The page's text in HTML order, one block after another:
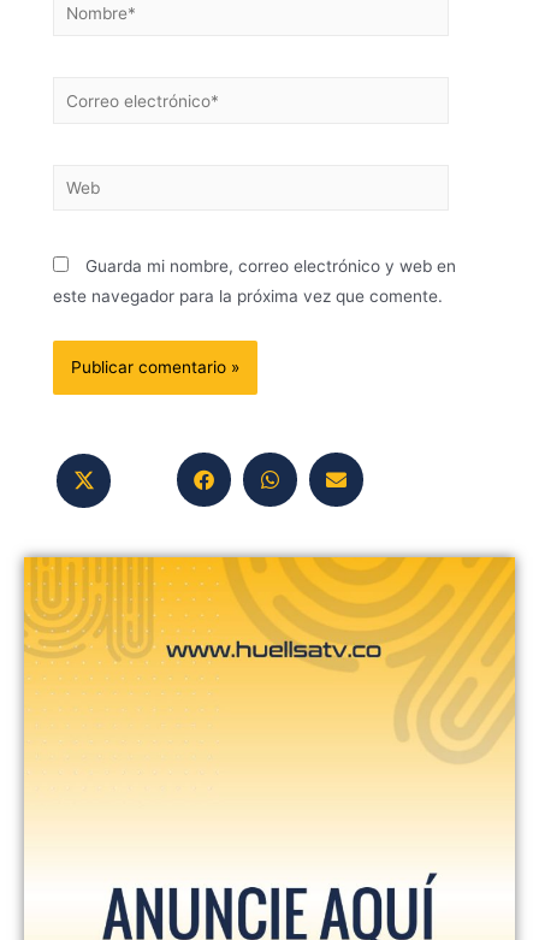
Guarda mi nombre, correo electrónico y web en
este navegador para la próxima vez que comente.